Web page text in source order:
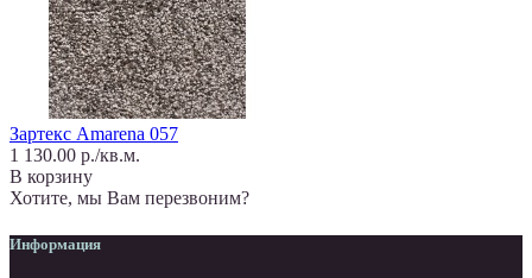
Зартекс Amarena 057
1 130.00 р./кв.м.
В корзину
Хотите, мы Вам перезвоним?
Информация